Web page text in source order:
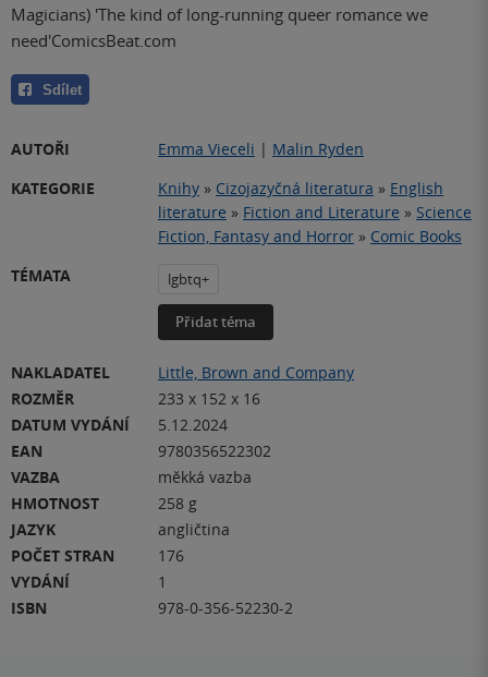
Magicians) 'The kind of long-running queer romance we
need'ComicsBeat.com
Sdílet
AUTOŘI Emma Vieceli | Malin Ryden
KATEGORIE
Knihy » Cizojazyčná literatura » English
literature » Fiction and Literature » Science
Fiction, Fantasy and Horror » Comic Books
TÉMATA
lgbtq+
Přidat téma
NAKLADATEL
Little, Brown and Company
ROZMĚR
233 x 152 x 16
DATUM VYDÁNÍ
5.12.2024
EAN
9780356522302
VAZBA
měkká vazba
HMOTNOST
258 g
JAZYK
angličtina
POČET STRAN
176
VYDÁNÍ
1
ISBN
978-0-356-52230-2